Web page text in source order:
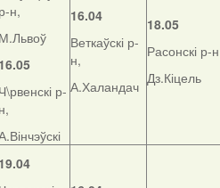
р-н,
М.Львоў
16.05
Ч\рвенскі р-
н,
16.04
Веткаўскі р-
н,
А.Халандач
18.05
Расонскі р-
Дз.Кіцель
19.04